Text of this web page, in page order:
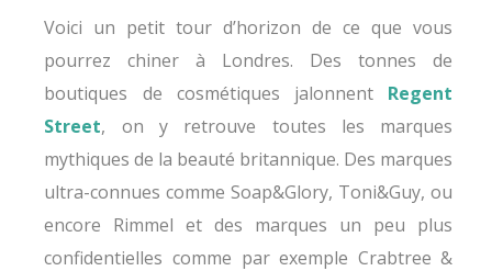
Voici un petit tour d’horizon de ce que vous
pourrez chiner à Londres. Des tonnes de
boutiques de cosmétiques jalonnent Regent
Street, on y retrouve toutes les marques
mythiques de la beauté britannique. Des marques
ultra-connues comme Soap&Glory, Toni&Guy, ou
encore Rimmel et des marques un peu plus
confidentielles comme par exemple Crabtree &